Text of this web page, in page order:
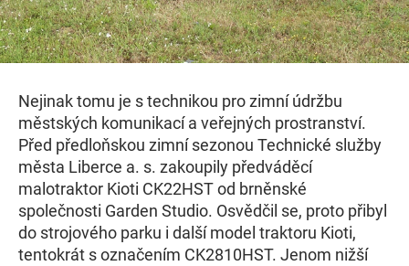
Nejinak tomu je s technikou pro zimní údržbu
městských komunikací a veřejných prostranství.
Před předloňskou zimní sezonou Technické služby
města Liberce a. s. zakoupily předváděcí
malotraktor Kioti CK22HST od brněnské
společnosti Garden Studio. Osvědčil se, proto přibyl
do strojového parku i další model traktoru Kioti,
tentokrát s označením CK2810HST. Jenom nižší